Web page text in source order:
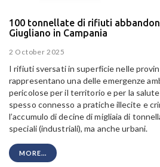
100 tonnellate di rifiuti
Giugliano in Campania
2 October 2025
I rifiuti sversati in superficie nelle
rappresentano una delle emergenze
pericolose per il territorio e per la
spesso connesso a pratiche illecite e
l’accumulo di decine di migliaia di
speciali (industriali), ma anche urbani.
MORE...